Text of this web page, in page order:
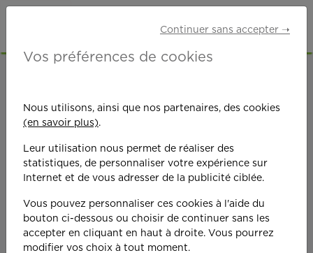
On est toujours plus
Continuer sans accepter ➝
Vos préférences de cookies
Nous utilisons, ainsi que nos partenaires, des cookies
(en savoir plus).
Leur utilisation nous permet de réaliser des
statistiques, de personnaliser votre expérience sur
Internet et de vous adresser de la publicité ciblée.
Vous pouvez personnaliser ces cookies à l'aide du
bouton ci-dessous ou choisir de continuer sans les
accepter en cliquant en haut à droite. Vous pourrez
modifier vos choix à tout moment.